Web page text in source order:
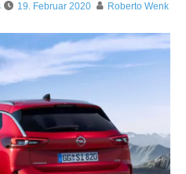
19. Februar 2020 Roberto Wenk